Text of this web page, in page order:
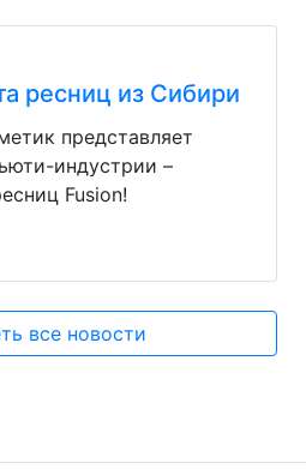
ресниц из Сибири
представляет
индустрии –
Fusion!
все новости